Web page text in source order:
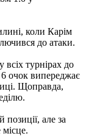
коли Карім
до атаки.
турнірах до
очок випереджає
Щоправда,
позиції, але за